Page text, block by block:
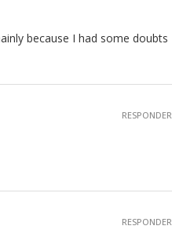
because I had some doubts
RESPONDER
RESPONDER